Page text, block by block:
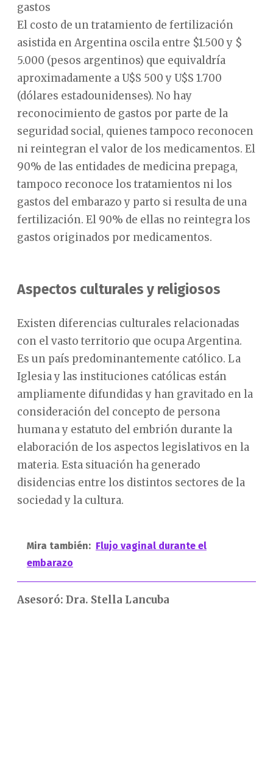
gastos
El costo de un tratamiento de fertilización
asistida en Argentina oscila entre $1.500 y $
5.000 (pesos argentinos) que equivaldría
aproximadamente a U$S 500 y U$S 1.700
(dólares estadounidenses). No hay
reconocimiento de gastos por parte de la
seguridad social, quienes tampoco reconocen
ni reintegran el valor de los medicamentos. El
90% de las entidades de medicina prepaga,
tampoco reconoce los tratamientos ni los
gastos del embarazo y parto si resulta de una
fertilización. El 90% de ellas no reintegra los
gastos originados por medicamentos.
Aspectos culturales y religiosos
Existen diferencias culturales relacionadas
con el vasto territorio que ocupa Argentina.
Es un país predominantemente católico. La
Iglesia y las instituciones católicas están
ampliamente difundidas y han gravitado en la
consideración del concepto de persona
humana y estatuto del embrión durante la
elaboración de los aspectos legislativos en la
materia. Esta situación ha generado
disidencias entre los distintos sectores de la
sociedad y la cultura.
Mira también: Flujo vaginal durante el
embarazo
Asesoró: Dra. Stella Lancuba